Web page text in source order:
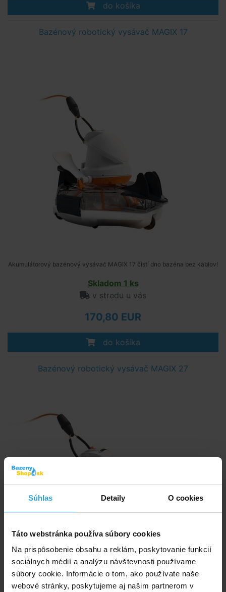
Súhlas Detaily O cookies
Táto webstránka používa súbory cookies
Na prispôsobenie obsahu a reklám, poskytovanie funkcií
sociálnych médií a analýzu návštevnosti používame
súbory cookie. Informácie o tom, ako používate naše
webové stránky, poskytujeme aj našim partnerom v
do košíka
Bazénový robotický vysávač MAGIX 17
Akumulátorový bazénový vysávač MAGIX 17 čistí dno bazéna bez káblov!
Skladom 1 ks
v stredu u vás
170,80 EUR
do košíka
Bazénový robotický vysávač MAGIX 27